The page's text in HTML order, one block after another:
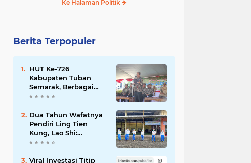
Ke Halaman Politik
Berita Terpopuler
HUT Ke-726
Kabupaten Tuban
Semarak, Berbagai
Prestasinya Pun
Dua Tahun Wafatnya
Pendiri Ling Tien
Kung, Lao Shi:
Amanah Harus Kita
Viral Investasi Titip